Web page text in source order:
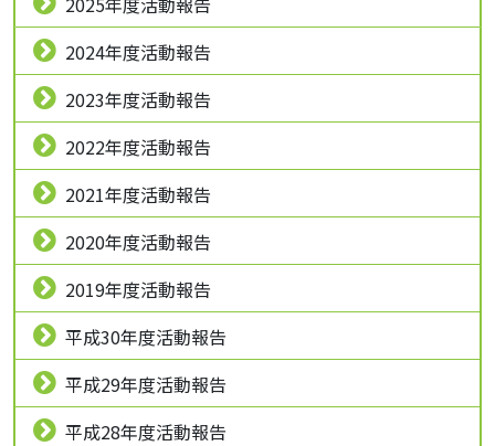
2024年度活動報告
2023年度活動報告
2022年度活動報告
2021年度活動報告
2020年度活動報告
2019年度活動報告
平成30年度活動報告
平成29年度活動報告
平成28年度活動報告